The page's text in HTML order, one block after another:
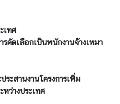
เทศ
รคัดเลือกเป็นพนักงานจ้างเหมา
ระสานงานโครงการเพิ่ม
ว่างประเทศ